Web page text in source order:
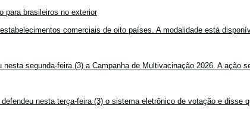
para brasileiros no exterior
comerciais de oito países. A modalidade está
segunda-feira (3) a Campanha de Multivacinação 2026. A ação
nesta terça-feira (3) o sistema eletrônico de votação e disse